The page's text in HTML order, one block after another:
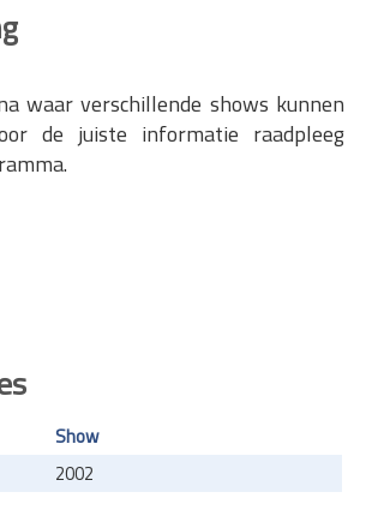
waar verschillende shows kunnen
de juiste informatie raadpleeg
Show
2002